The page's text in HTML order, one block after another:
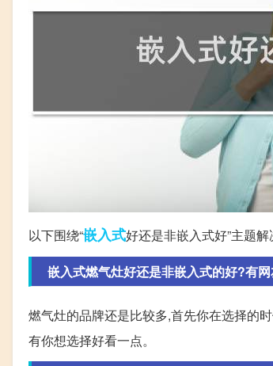
以下围绕“嵌入式好还是非嵌入式好”主题
嵌入式燃气灶好还是非嵌入式的好?有
燃气灶的品牌还是比较多,首先你在选择的
有你想选择好看一点。